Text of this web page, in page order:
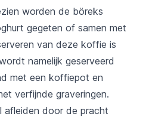
worden de böreks
gegeten of samen met
van deze koffie is
namelijk geserveerd
met een koffiepot en
verfijnde graveringen.
afleiden door de pracht